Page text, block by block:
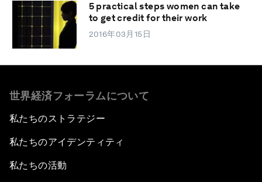
5 practical steps women can take
to get credit for their work
2016年03月15日
世界経済フォーラムについて
私たちのストラテジー
私たちのアイデンティティ
私たちの活動